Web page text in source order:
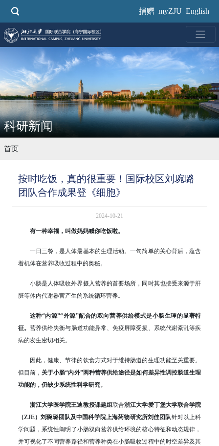
要
捐赠 myZJU English
科研新闻
首页
按时吃饭，真的很重要！国际校区刘琬璐
团队合作成果登《细胞》
2024-10-21
有一种幸福，叫做妈妈喊你吃饭啦。
一日三餐，是人体最基本的生理活动。一句简单的关心背后，蕴含
着机体在营养吸收过程中的奥秘。
小肠是人体吸收外界摄入营养的首要场所，同时其也接受来源于肝
脏等体内代谢器官产生的系统循环营养。
这种“内源”“外源”配合的双向营养供给模式是小肠生理的显著特
征。 营养供给失衡与肠道功能异常、免疫屏障受损、系统代谢紊乱等疾
病的发生密切相关。
因此，健康、节律的饮食方式对于维持肠道的生理功能至关重要。
但目前， 关于小肠“内外”两种营养供给途径是如何差异性调控肠道生理
功能的，仍缺少系统性科学研究。
浙江大学医学院王迪教授课题组联合浙江大学爱丁堡大学联合学院
（ZJE）刘琬璐团队及中国科学院上海药物研究所刘佳团队针对以上科
学问题，系统性阐明了小肠双向营养供给环境的核心特征和动态规律，
并可视化了不同营养路径和营养种类在小肠吸收过程中的时空差异及其